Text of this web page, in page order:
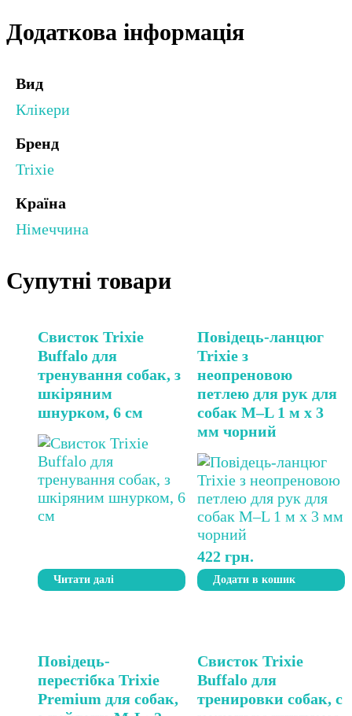
Додаткова інформація
Вид
Клікери
Бренд
Trixie
Країна
Німеччина
Супутні товари
Свисток Trixie
Buffalo для
тренування собак, з
шкіряним
шнурком, 6 см
Читати далі
Повідець-ланцюг
Trixie з
неопреновою
петлею для рук для
собак M–L 1 м х 3
мм чорний
422грн.
Додати в кошик
Повідець-
перестібка Trixie
Premium для собак,
Свисток Trixie
Buffalo для
тренировки собак, с